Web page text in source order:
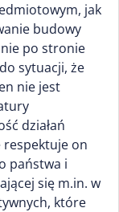
jak
budowy
po stronie
sytuacji, że
nie jest
działań
respektuje on
państwa i
się m.in. w
które